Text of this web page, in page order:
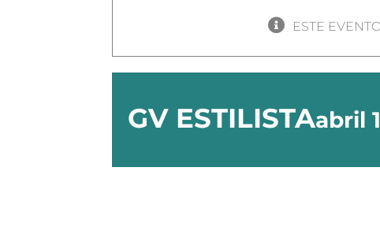
ESTE
GV ESTILISTAabril